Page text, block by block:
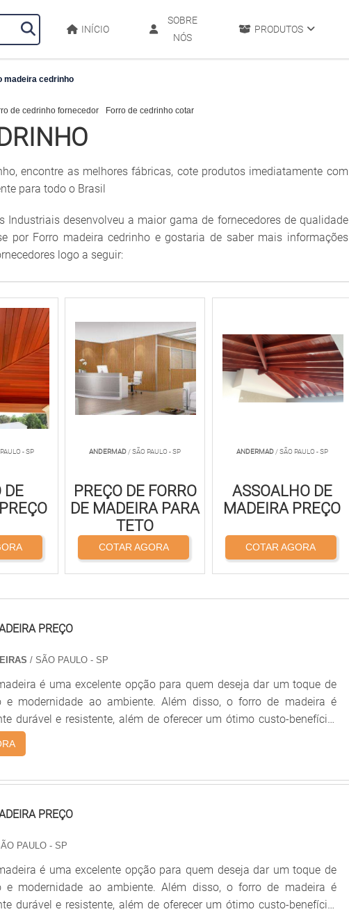
INÍCIO
SOBRE
NÓS
PRODUTOS
madeira cedrinho
de cedrinho fornecedor Forro de cedrinho cotar
encontre as melhores fábricas, cote produtos imediatamente com
para todo o Brasil
Industriais desenvolveu a maior gama de fornecedores de qualidade
por Forro madeira cedrinho e gostaria de saber mais informações
logo a seguir:
- SP
DE
ANDERMAD / SÃO PAULO - SP
PREÇO DE FORRO
DE MADEIRA PARA
TETO
COTAR AGORA
ANDERMAD/ SÃO PAULO - SP
ASSOALHO DE
MADEIRA PREÇO
COTAR AGORA
PREÇO
/ SÃO PAULO - SP
é uma excelente opção para quem deseja dar um toque de
e modernidade ao ambiente. Além disso, o forro de madeira é
durável e resistente, além de oferecer um ótimo custo-benefício.
procurando por forro de madeira preço acessível, a Madeiras do
opção. Aqui você encontra forros de madeira de qualidade,
PREÇO
PAULO - SP
é uma excelente opção para quem deseja dar um toque de
e modernidade ao ambiente. Além disso, o forro de madeira é
durável e resistente, além de oferecer um ótimo custo-benefício.